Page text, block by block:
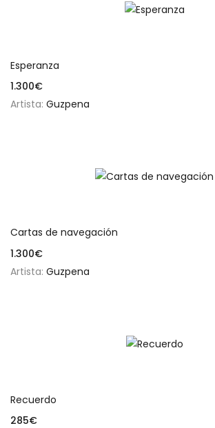
Esperanza
1.300€
Artista: Guzpena
Cartas de navegación
1.300€
Artista: Guzpena
Recuerdo
285€